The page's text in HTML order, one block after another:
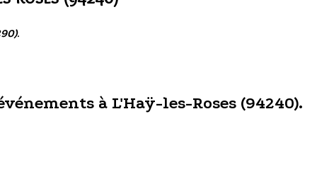
.
à L'Haÿ-les-Roses (94240).